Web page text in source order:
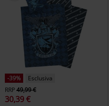
-39%
Esclusiva
RRP49,99 €
30,39 €